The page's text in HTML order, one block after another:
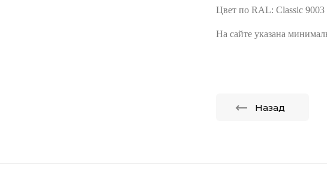
Цвет по RAL: Classic 9003
На сайте указана
Назад